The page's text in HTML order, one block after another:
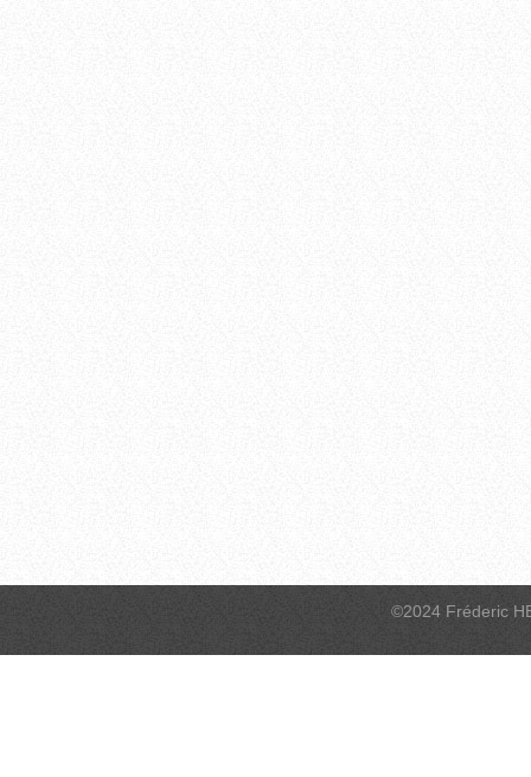
©2024 Fréderic